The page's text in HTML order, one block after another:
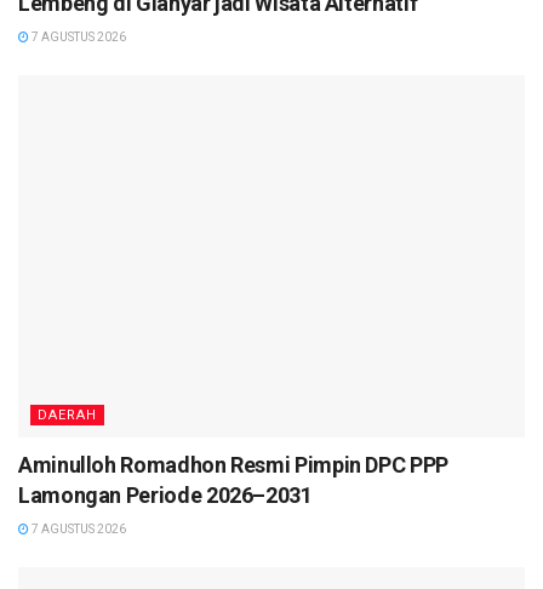
7 AGUSTUS 2026
DAERAH
Aminulloh Romadhon Resmi Pimpin DPC PPP
Lamongan Periode 2026–2031
7 AGUSTUS 2026